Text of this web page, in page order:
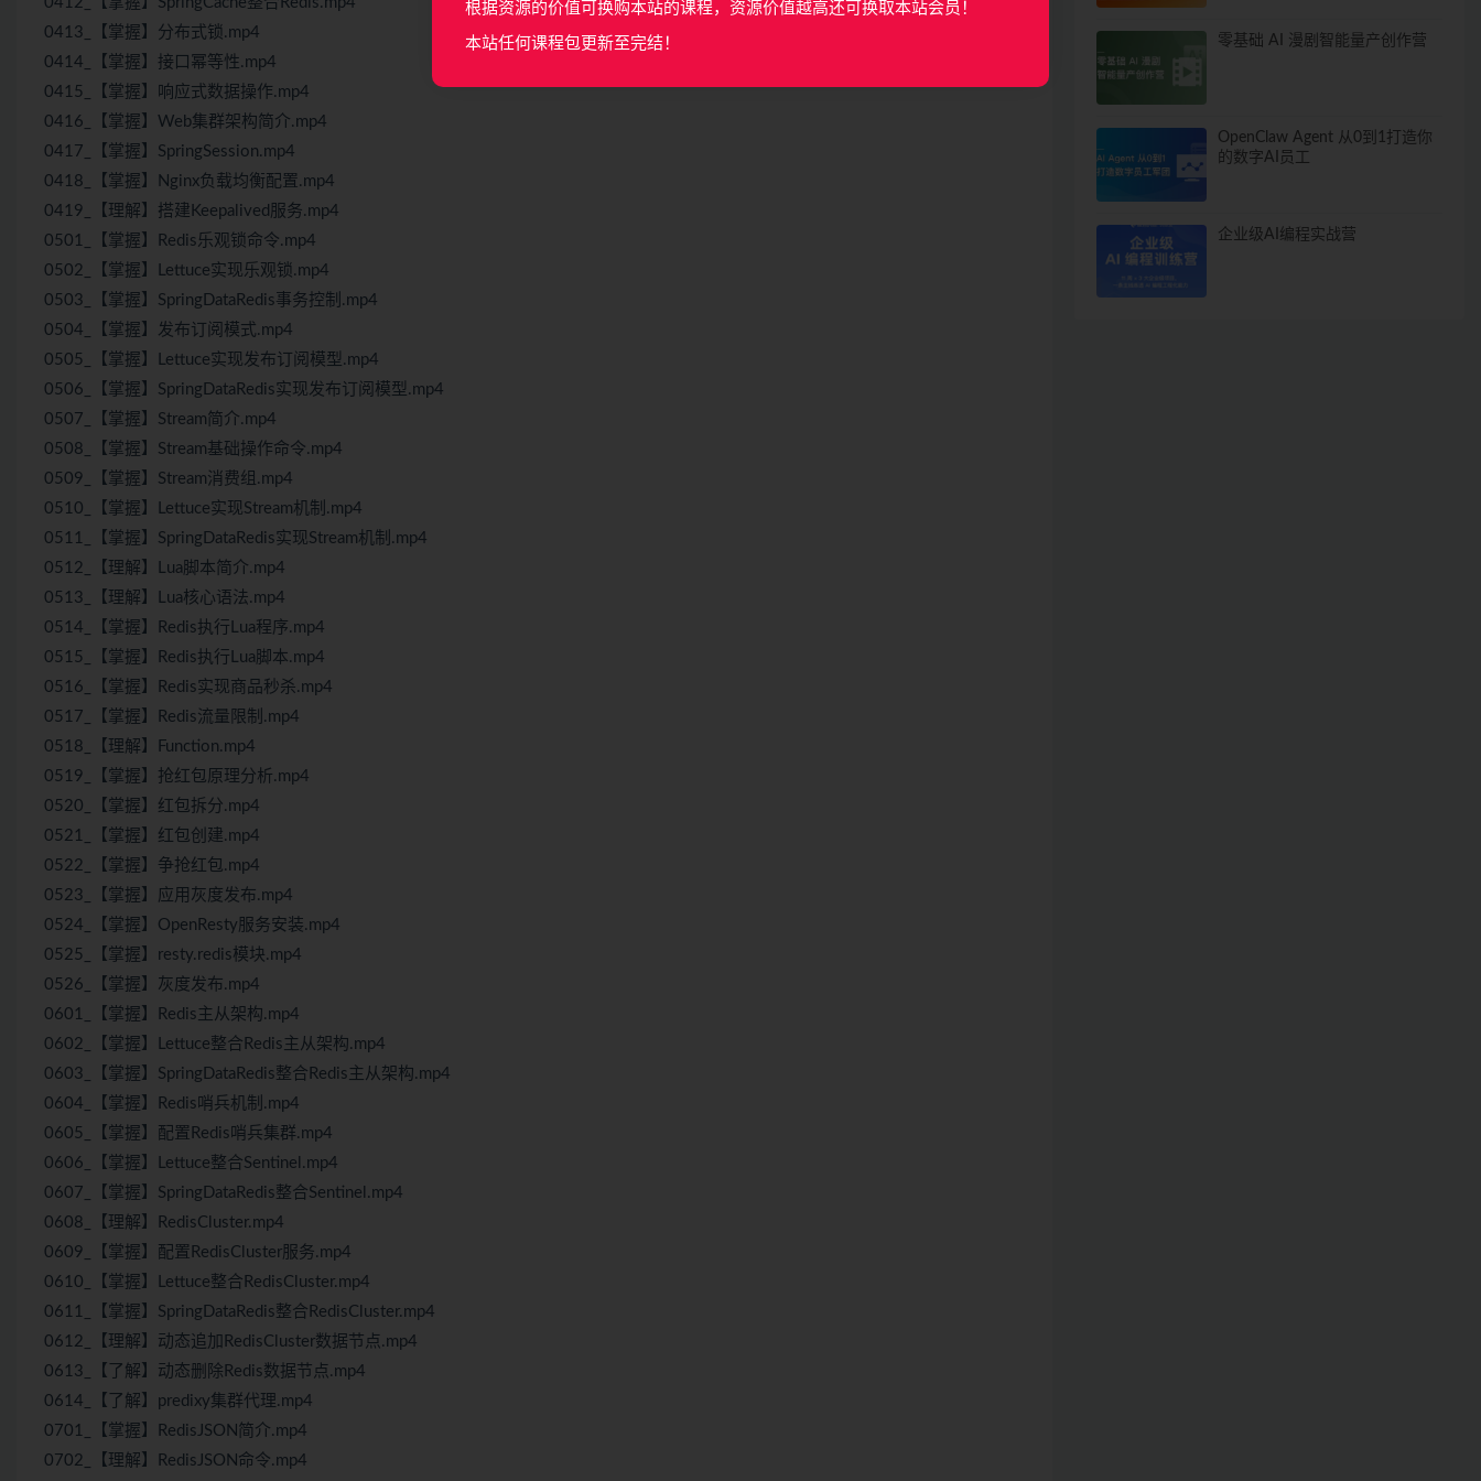
0413_【掌握】分布式锁.mp4
0414_【掌握】接口幂等性.mp4
0415_【掌握】响应式数据操作.mp4
0416_【掌握】Web集群架构简介.mp4
0417_【掌握】SpringSession.mp4
0418_【掌握】Nginx负载均衡配置.mp4
0419_【理解】搭建Keepalived服务.mp4
0501_【掌握】Redis乐观锁命令.mp4
0502_【掌握】Lettuce实现乐观锁.mp4
0503_【掌握】SpringDataRedis事务控制.mp4
0504_【掌握】发布订阅模式.mp4
0505_【掌握】Lettuce实现发布订阅模型.mp4
0506_【掌握】SpringDataRedis实现发布订阅模型.mp4
0507_【掌握】Stream简介.mp4
0508_【掌握】Stream基础操作命令.mp4
0509_【掌握】Stream消费组.mp4
0510_【掌握】Lettuce实现Stream机制.mp4
0511_【掌握】SpringDataRedis实现Stream机制.mp4
0512_【理解】Lua脚本简介.mp4
0513_【理解】Lua核心语法.mp4
0514_【掌握】Redis执行Lua程序.mp4
0515_【掌握】Redis执行Lua脚本.mp4
0516_【掌握】Redis实现商品秒杀.mp4
0517_【掌握】Redis流量限制.mp4
0518_【理解】Function.mp4
0519_【掌握】抢红包原理分析.mp4
0520_【掌握】红包拆分.mp4
0521_【掌握】红包创建.mp4
0522_【掌握】争抢红包.mp4
0523_【掌握】应用灰度发布.mp4
0524_【掌握】OpenResty服务安装.mp4
0525_【掌握】resty.redis模块.mp4
0526_【掌握】灰度发布.mp4
0601_【掌握】Redis主从架构.mp4
0602_【掌握】Lettuce整合Redis主从架构.mp4
0603_【掌握】SpringDataRedis整合Redis主从架构.mp4
0604_【掌握】Redis哨兵机制.mp4
0605_【掌握】配置Redis哨兵集群.mp4
0606_【掌握】Lettuce整合Sentinel.mp4
0607_【掌握】SpringDataRedis整合Sentinel.mp4
0608_【理解】RedisCluster.mp4
0609_【掌握】配置RedisCluster服务.mp4
0610_【掌握】Lettuce整合RedisCluster.mp4
0611_【掌握】SpringDataRedis整合RedisCluster.mp4
0612_【理解】动态追加RedisCluster数据节点.mp4
0613_【了解】动态删除Redis数据节点.mp4
0614_【了解】predixy集群代理.mp4
0701_【掌握】RedisJSON简介.mp4
0702_【理解】RedisJSON命令.mp4
零基础 AI 漫剧智能量产创作营
OpenClaw Agent 从0到1打造你
的数字AI员工
企业级AI编程实战营
根据资源的价值可换购本站的课程，资源价值越高还可换取本站会员！
本站任何课程包更新至完结！